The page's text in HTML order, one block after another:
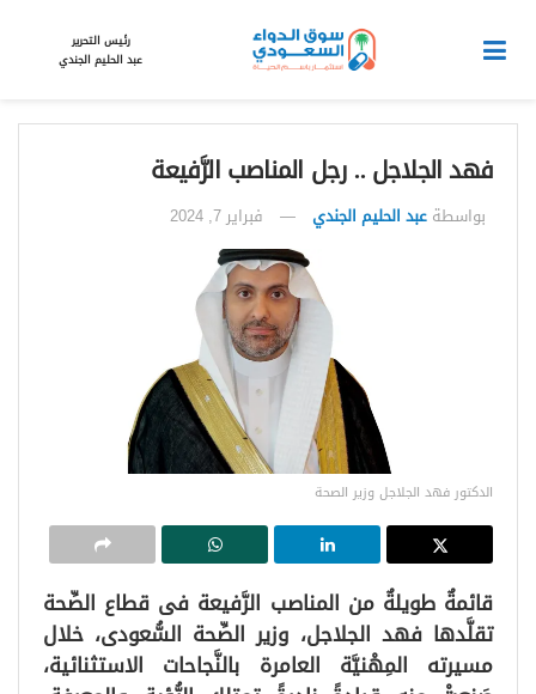
رئيس التحرير
عبد الحليم الجندي
فهد الجلاجل .. رجل المناصب الرَّفيعة
بواسطة عبد الحليم الجندي فبراير 7, 2024
الدكتور فهد الجلاجل وزير الصحة
قائمةٌ طويلةٌ من المناصب الرَّفيعة فى قطاع الصِّحة
تقلَّدها فهد الجلاجل، وزير الصِّحة السُّعودى، خلال
مسيرته المِهْنيَّة العامرة بالنَّجاحات الاستثنائية،